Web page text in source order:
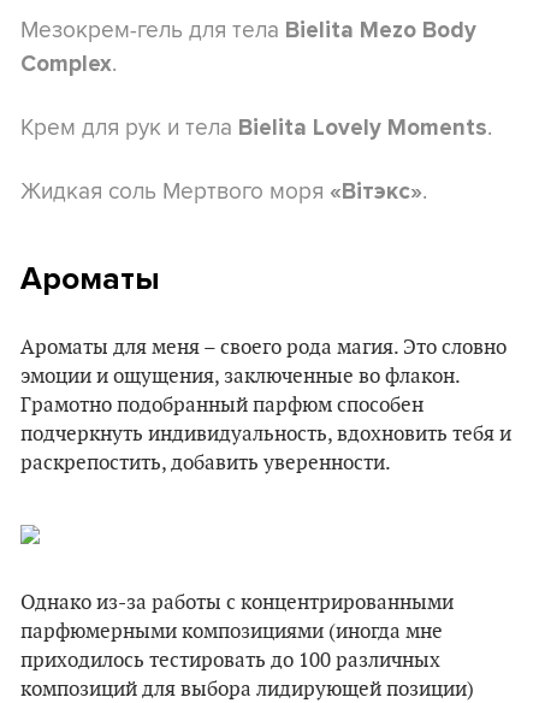
Мезокрем-гель для тела Bielita Mezo Body
Complex.
Крем для рук и тела Bielita Lovely Moments.
Жидкая соль Мертвого моря «Вітэкс».
Ароматы
Ароматы для меня – своего рода магия. Это словно
эмоции и ощущения, заключенные во флакон.
Грамотно подобранный парфюм способен
подчеркнуть индивидуальность, вдохновить тебя и
раскрепостить, добавить уверенности.
Однако из-за работы с концентрированными
парфюмерными композициями (иногда мне
приходилось тестировать до 100 различных
композиций для выбора лидирующей позиции)